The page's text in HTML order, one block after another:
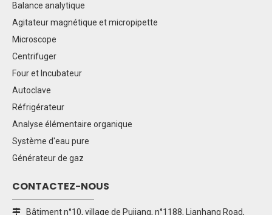
Balance analytique
Agitateur magnétique et micropipette
Microscope
Centrifuger
Four et Incubateur
Autoclave
Réfrigérateur
Analyse élémentaire organique
Système d'eau pure
Générateur de gaz
CONTACTEZ-NOUS
 Bâtiment n°10, village de Pujiang, n°1188, Lianhang Road,